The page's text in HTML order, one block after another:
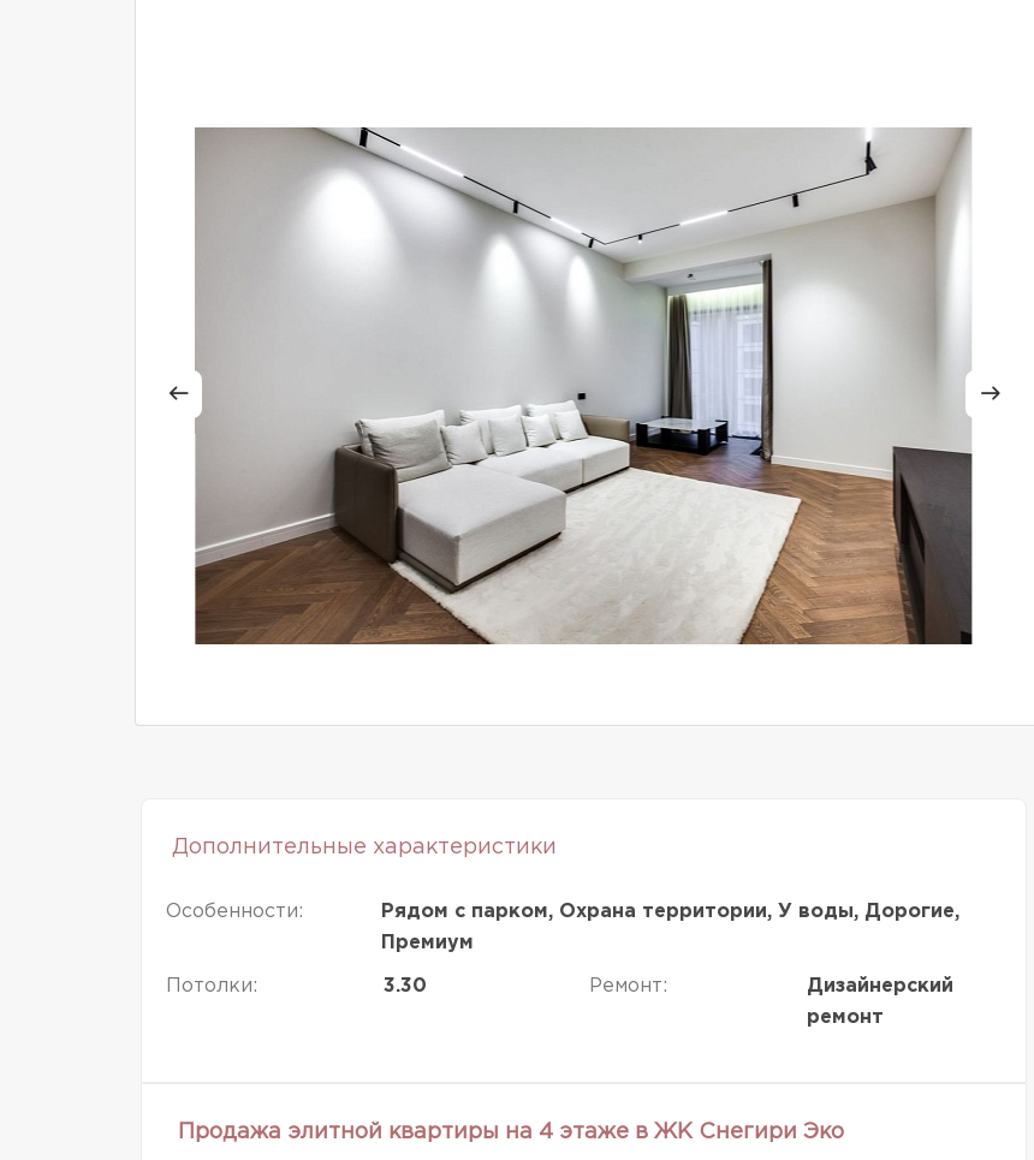
Дополнительные характеристики
Особенности:
Рядом с парком, Охрана территории, У воды, Дорогие,
Премиум
Потолки: 3.30 Ремонт:
Дизайнерский
ремонт
Продажа элитной квартиры на 4 этаже в ЖК Снегири Эко